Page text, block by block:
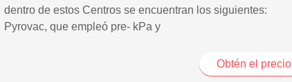
dentro de estos Centros se encuentran los siguientes:
Pyrovac, que empleó pre- kPa y
Obtén el precio